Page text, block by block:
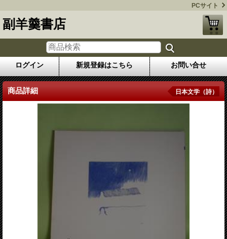
PCサイト
副羊羹書店
ログイン 新規登録はこちら お問い合せ
商品詳細 日本文学（詩）